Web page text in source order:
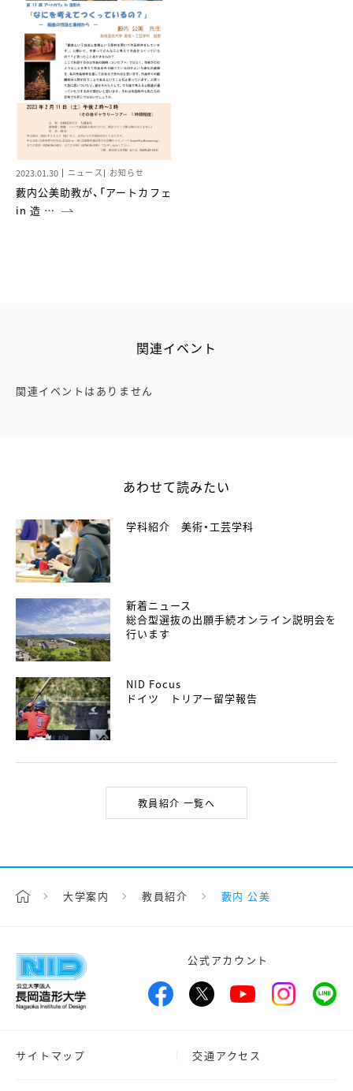
2023.01.30 ニュース お知らせ
藪内公美助教が、「アートカフェ
in 造 …
関連イベント
関連イベントはありません
あわせて読みたい
学科紹介 美術・工芸学科
新着ニュース
総合型選抜の出願手続オンライン説明会を
行います
NID Focus
ドイツ トリアー留学報告
教員紹介 一覧へ
大学案内 教員紹介 藪内 公美
公式アカウント
サイトマップ 交通アクセス